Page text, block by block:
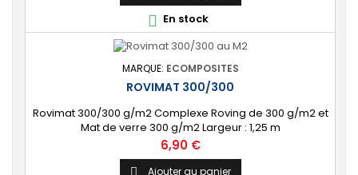
 En stock
MARQUE: ECOMPOSITES
ROVIMAT 300/300
Rovimat 300/300 g/m2 Complexe Roving de 300 g/m2 et
Mat de verre 300 g/m2 Largeur : 1,25 m
Prix
6,90 €
 Ajouter au panier